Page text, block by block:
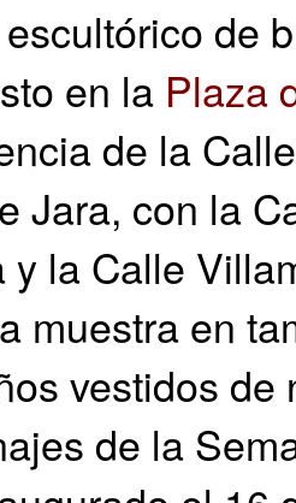
de
en la Plaza
de la
Jara, con la
y la Calle
muestra en
vestidos de
de la